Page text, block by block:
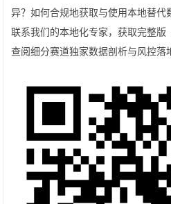
异？如何合规地获取与使用本地替代
联系我们的本地化专家，获取完整版
查阅细分赛道独家数据剖析与风控落